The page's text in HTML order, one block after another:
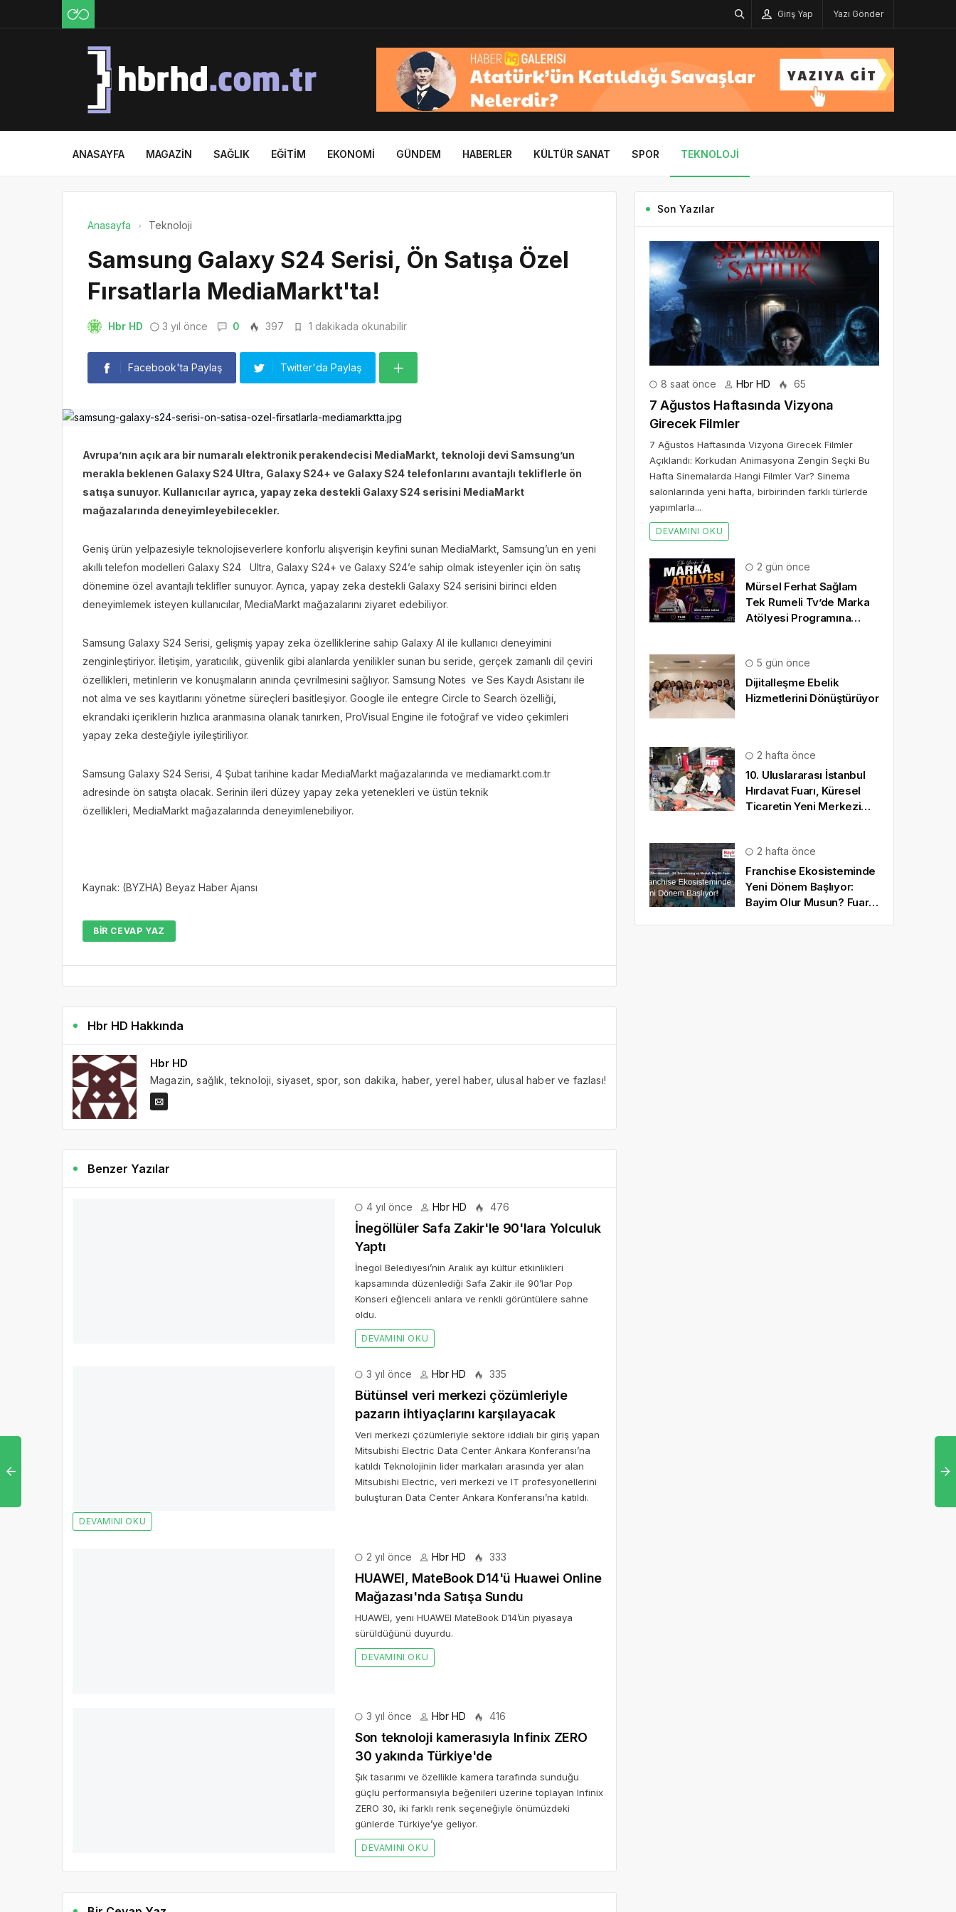
Giriş Yap Yazı Gönder
ANASAYFA MAGAZIN SAĞLIK EĞITIM EKONOMI GÜNDEM HABERLER KÜLTÜR SANAT SPOR TEKNOLOJI
Anasayfa Teknoloji
Samsung Galaxy S24 Serisi, Ön Satışa Özel
Fırsatlarla MediaMarkt'ta!
Hbr HD 3 yıl önce 0 397 1 dakikada okunabilir
Facebook'ta Paylaş Twitter'da Paylaş
Avrupa’nın açık ara bir numaralı elektronik perakendecisi MediaMarkt, teknoloji devi Samsung’un
merakla beklenen Galaxy S24 Ultra, Galaxy S24+ ve Galaxy S24 telefonlarını avantajlı tekliflerle ön
satışa sunuyor. Kullanıcılar ayrıca, yapay zeka destekli Galaxy S24 serisini MediaMarkt
mağazalarında deneyimleyebilecekler.
Geniş ürün yelpazesiyle teknolojiseverlere konforlu alışverişin keyfini sunan MediaMarkt, Samsung’un en yeni
akıllı telefon modelleri Galaxy S24 Ultra, Galaxy S24+ ve Galaxy S24’e sahip olmak isteyenler için ön satış
dönemine özel avantajlı teklifler sunuyor. Ayrıca, yapay zeka destekli Galaxy S24 serisini birinci elden
deneyimlemek isteyen kullanıcılar, MediaMarkt mağazalarını ziyaret edebiliyor.
Samsung Galaxy S24 Serisi, gelişmiş yapay zeka özelliklerine sahip Galaxy AI ile kullanıcı deneyimini
zenginleştiriyor. İletişim, yaratıcılık, güvenlik gibi alanlarda yenilikler sunan bu seride, gerçek zamanlı dil çeviri
özellikleri, metinlerin ve konuşmaların anında çevrilmesini sağlıyor. Samsung Notes ve Ses Kaydı Asistanı ile
not alma ve ses kayıtlarını yönetme süreçleri basitleşiyor. Google ile entegre Circle to Search özelliği,
ekrandaki içeriklerin hızlıca aranmasına olanak tanırken, ProVisual Engine ile fotoğraf ve video çekimleri
yapay zeka desteğiyle iyileştiriliyor.
Samsung Galaxy S24 Serisi, 4 Şubat tarihine kadar MediaMarkt mağazalarında ve mediamarkt.com.tr
adresinde ön satışta olacak. Serinin ileri düzey yapay zeka yetenekleri ve üstün teknik
özellikleri, MediaMarkt mağazalarında deneyimlenebiliyor.
Kaynak: (BYZHA) Beyaz Haber Ajansı
BIR CEVAP YAZ
Hbr HD Hakkında
Hbr HD
Magazin, sağlık, teknoloji, siyaset, spor, son dakika, haber, yerel haber, ulusal haber ve fazlası!
Benzer Yazılar
4 yıl önce Hbr HD 476
İnegöllüler Safa Zakir'le 90'lara Yolculuk
Yaptı
İnegöl Belediyesi’nin Aralık ayı kültür etkinlikleri
kapsamında düzenlediği Safa Zakir ile 90’lar Pop
Konseri eğlenceli anlara ve renkli görüntülere sahne
oldu.
DEVAMINI OKU
3 yıl önce Hbr HD 335
Bütünsel veri merkezi çözümleriyle
pazarın ihtiyaçlarını karşılayacak
Veri merkezi çözümleriyle sektöre iddialı bir giriş yapan
Mitsubishi Electric Data Center Ankara Konferansı’na
katıldı Teknolojinin lider markaları arasında yer alan
Mitsubishi Electric, veri merkezi ve IT profesyonellerini
buluşturan Data Center Ankara Konferansı’na katıldı.
DEVAMINI OKU
2 yıl önce Hbr HD 333
HUAWEI, MateBook D14'ü Huawei Online
Mağazası'nda Satışa Sundu
HUAWEI, yeni HUAWEI MateBook D14’ün piyasaya
sürüldüğünü duyurdu.
DEVAMINI OKU
3 yıl önce Hbr HD 416
Son teknoloji kamerasıyla Infinix ZERO
30 yakında Türkiye'de
Şık tasarımı ve özellikle kamera tarafında sunduğu
güçlü performansıyla beğenileri üzerine toplayan Infinix
ZERO 30, iki farklı renk seçeneğiyle önümüzdeki
günlerde Türkiye’ye geliyor.
DEVAMINI OKU
Son Yazılar
8 saat önce Hbr HD 65
7 Ağustos Haftasında Vizyona
Girecek Filmler
7 Ağustos Haftasında Vizyona Girecek Filmler
Açıklandı: Korkudan Animasyona Zengin Seçki Bu
Hafta Sinemalarda Hangi Filmler Var? Sinema
salonlarında yeni hafta, birbirinden farklı türlerde
yapımlarla...
DEVAMINI OKU
2 gün önce
Mürsel Ferhat Sağlam
Tek Rumeli Tv’de Marka
Atölyesi Programına
5 gün önce
Dijitalleşme Ebelik
Hizmetlerini Dönüştürüyor
2 hafta önce
10. Uluslararası İstanbul
Hırdavat Fuarı, Küresel
Ticaretin Yeni Merkezi
2 hafta önce
Franchise Ekosisteminde
Yeni Dönem Başlıyor:
Bayim Olur Musun? Fuarı